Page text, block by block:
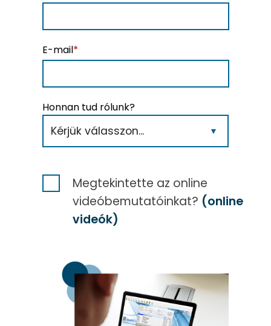
E-mail*
Honnan tud rólunk?
Megtekintette az online
videóbemutatóinkat? (online
videók)